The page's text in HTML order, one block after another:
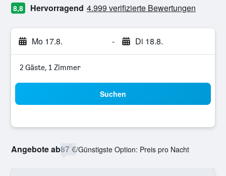
8,8 Hervorragend 4.999 verifizierte Bewertungen
Mo 17.8. - Di 18.8.
2 Gäste, 1 Zimmer
Suchen
Angebote ab87 €/Günstigste Option: Preis pro Nacht